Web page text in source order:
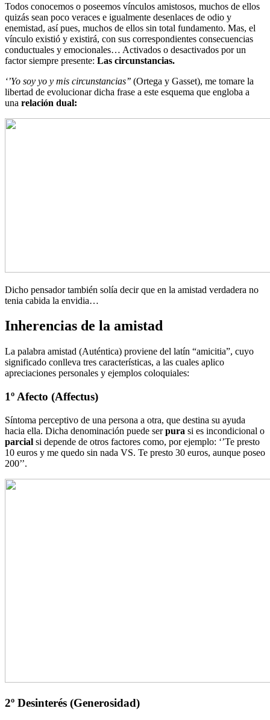
Todos conocemos o poseemos vínculos amistosos, muchos de ellos
quizás sean poco veraces e igualmente desenlaces de odio y
enemistad, así pues, muchos de ellos sin total fundamento. Mas, el
vínculo existió y existirá, con sus correspondientes consecuencias
conductuales y emocionales… Activados o desactivados por un
factor siempre presente: Las circunstancias.
‘’Yo soy yo y mis circunstancias’’ (Ortega y Gasset), me tomare la
libertad de evolucionar dicha frase a este esquema que engloba a
una relación dual:
Dicho pensador también solía decir que en la amistad verdadera no
tenia cabida la envidia…
Inherencias de la amistad
La palabra amistad (Auténtica) proviene del latín “amicitia”, cuyo
significado conlleva tres características, a las cuales aplico
apreciaciones personales y ejemplos coloquiales:
1º Afecto (Affectus)
Síntoma perceptivo de una persona a otra, que destina su ayuda
hacia ella. Dicha denominación puede serpura si es incondicional o
parcial si depende de otros factores como, por ejemplo: ‘’Te presto
10 euros y me quedo sin nada VS. Te presto 30 euros, aunque poseo
200’’.
2º Desinterés (Generosidad)